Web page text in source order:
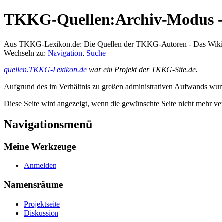
TKKG-Quellen:Archiv-Modus
Aus TKKG-Lexikon.de: Die Quellen der TKKG-Autoren - Das Wiki
Wechseln zu: Navigation, Suche
quellen.TKKG-Lexikon.de war ein Projekt der TKKG-Site.de.
Aufgrund des im Verhältnis zu großen administrativen Aufwands
Diese Seite wird angezeigt, wenn die gewünschte Seite nicht mehr
Navigationsmenü
Meine Werkzeuge
Anmelden
Namensräume
Projektseite
Diskussion